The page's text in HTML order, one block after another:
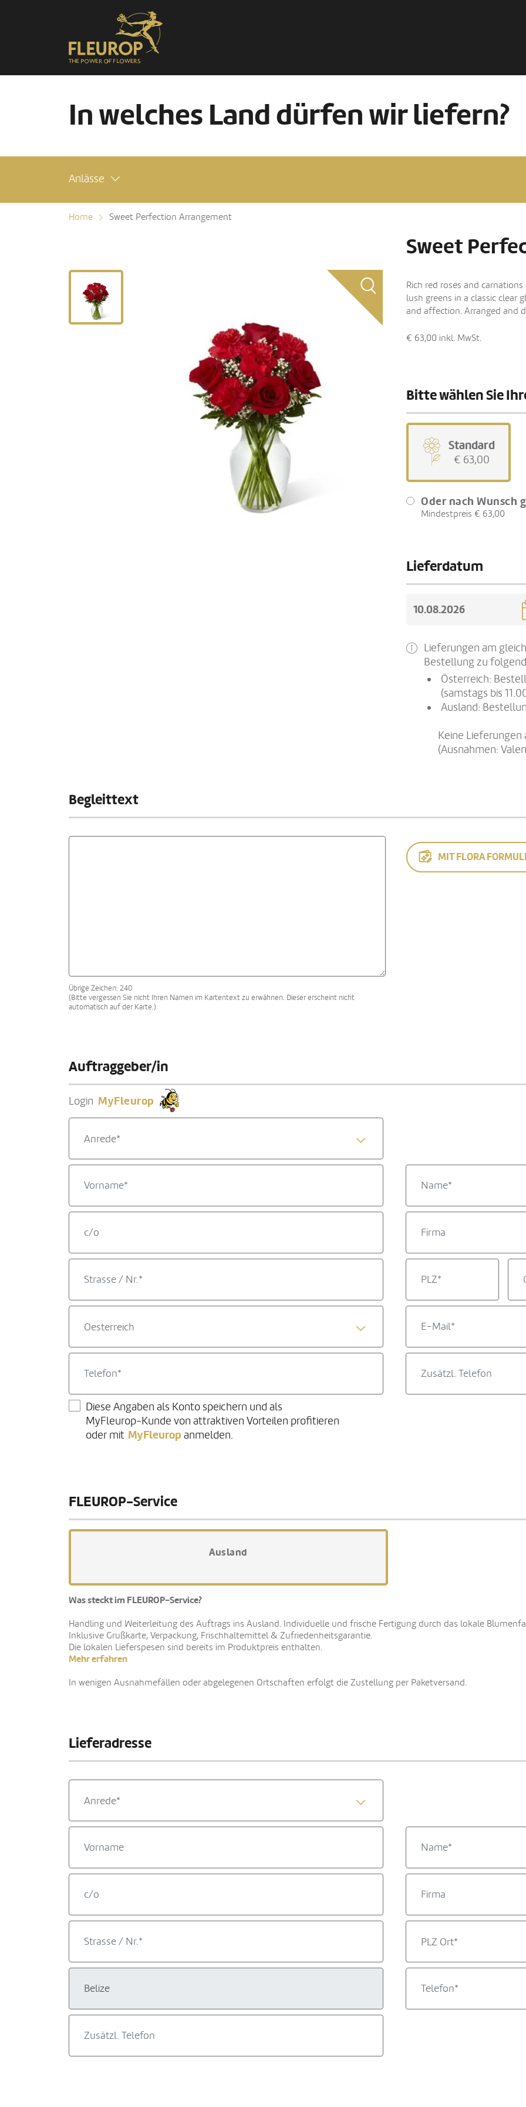
In welches Land dürfen wir liefern?
Anlässe
Home Sweet Perfection Arrangement
Sweet
Rich red roses and
lush greens in a classic clear
and affection. Arranged and
€ 63,00 inkl. MwSt.
Bitte wählen Sie
Standard
€ 63,00
Oder nach Wunsch
Mindestpreis € 63,00
Lieferdatum
Lieferungen am
Bestellung zu
Österreich:
(samstags bis
Ausland:
Keine Lieferungen
(Ausnahmen:
Begleittext
Übrige Zeichen: 240
(Bitte vergessen Sie nicht Ihren Namen im Kartentext zu erwähnen. Dieser erscheint nicht
automatisch auf der Karte.)
MIT FLORA
Auftraggeber/in
Login MyFleurop
Anrede*
Oesterreich
Diese Angaben als Konto speichern und als
MyFleurop-Kunde von attraktiven Vorteilen profitieren
oder mit MyFleurop anmelden.
FLEUROP-Service
Ausland
Was steckt im FLEUROP-Service?
Handling und Weiterleitung des Auftrags ins Ausland. Individuelle und frische Fertigung durch das lokale
Inklusive Grußkarte, Verpackung, Frischhaltemittel & Zufriedenheitsgarantie.
Die lokalen Lieferspesen sind bereits im Produktpreis enthalten.
Mehr erfahren
In wenigen Ausnahmefällen oder abgelegenen Ortschaften erfolgt die Zustellung per Paketversand.
Lieferadresse
Anrede*
PLZ Ort*